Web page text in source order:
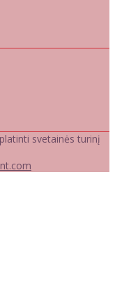
svetainės turinį